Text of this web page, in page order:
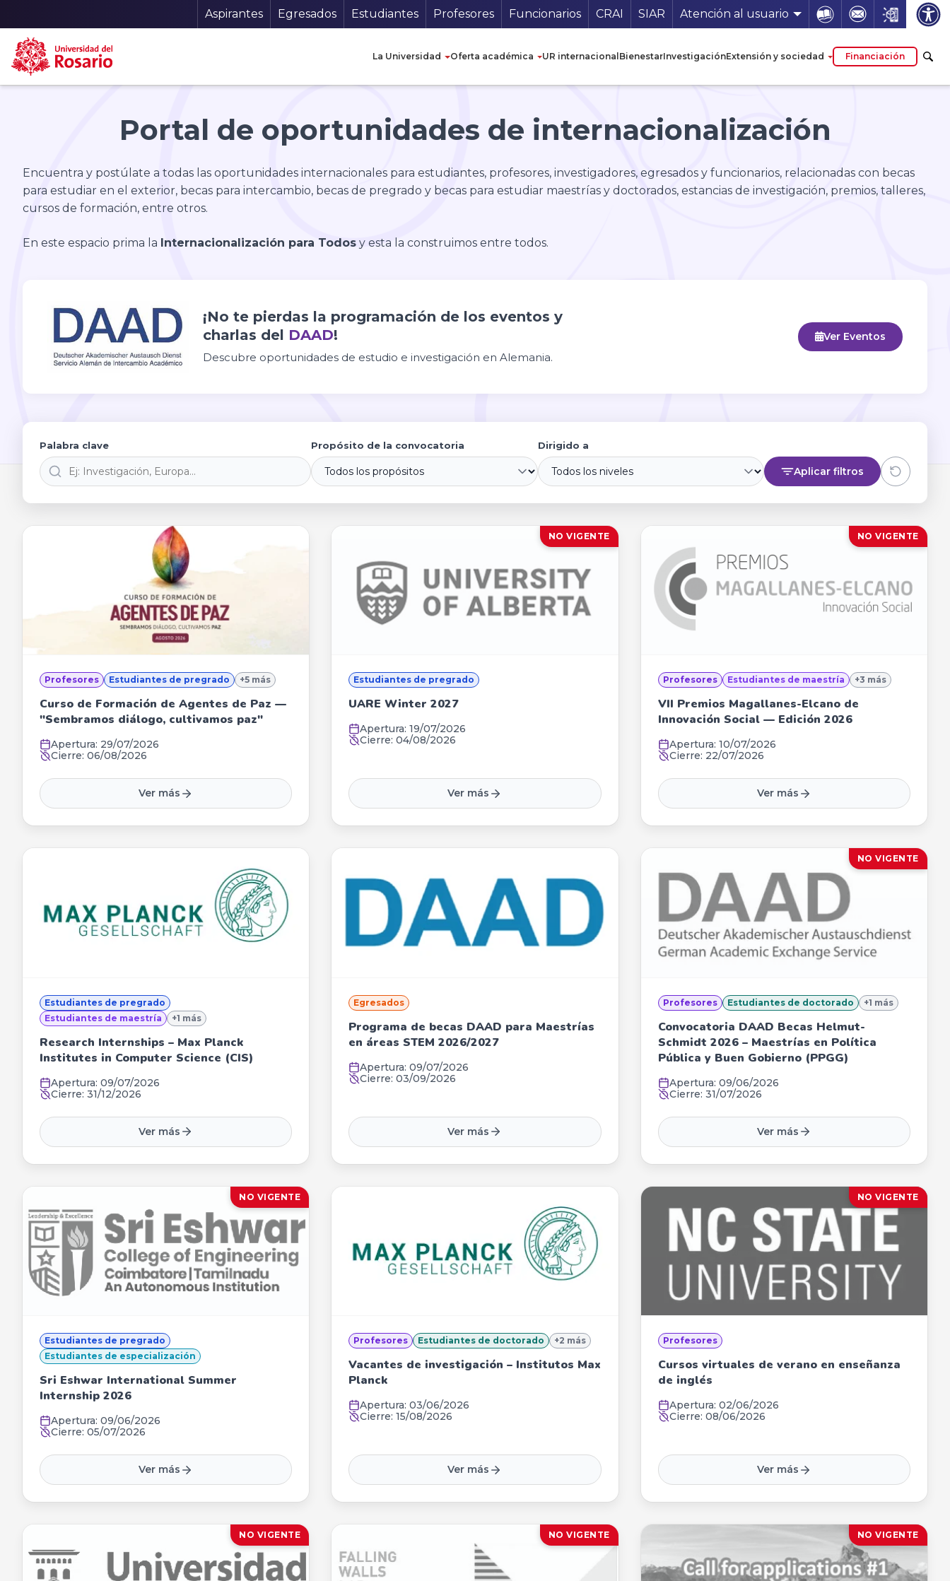
Pasar al contenido principal
Menu Secundario
Aspirantes Egresados Estudiantes Profesores Funcionarios Guía de servicios
CRAI SIAR Atención al usuario Icon Icon Icon
La Universidad Oferta académica UR internacional BienestarInvestigaciónExtensión y sociedad Financiación
Portal de oportunidades de internacionalización
Encuentra y postúlate a todas las oportunidades internacionales para estudiantes, profesores, investigadores, egresados y funcionarios, relacionadas con becas
para estudiar en el exterior, becas para intercambio, becas de pregrado y becas para estudiar maestrías y doctorados, estancias de investigación, premios, talleres,
cursos de formación, entre otros.
En este espacio prima la Internacionalización para Todos y esta la construimos entre todos.
¡No te pierdas la programación de los eventos y
charlas del DAAD!
Descubre oportunidades de estudio e investigación en Alemania.
Ver Eventos
Palabra clave Propósito de la convocatoria Dirigido a
Aplicar filtros
Profesores Estudiantes de pregrado +5 más
Curso de Formación de Agentes de Paz —
"Sembramos diálogo, cultivamos paz"
Apertura: 29/07/2026
Cierre: 06/08/2026
Ver más
NO VIGENTE
Estudiantes de pregrado
UARE Winter 2027
Apertura:19/07/2026
Cierre:04/08/2026
Ver más
NO VIGENTE
Profesores Estudiantes de maestría +3 más
VII Premios Magallanes-Elcano de
Innovación Social — Edición 2026
Apertura: 10/07/2026
Cierre: 22/07/2026
Ver más
Estudiantes de pregrado
Estudiantes de maestría
+1 más
Research Internships – Max Planck
Institutes in Computer Science (CIS)
Apertura: 09/07/2026
Cierre: 31/12/2026
Ver más
Egresados
Programa de becas DAAD para Maestrías
en áreas STEM 2026/2027
Apertura:09/07/2026
Cierre:03/09/2026
Ver más
NO VIGENTE
Profesores Estudiantes de doctorado +1 más
Convocatoria DAAD Becas Helmut-
Schmidt 2026 – Maestrías en Política
Pública y Buen Gobierno (PPGG)
Apertura: 09/06/2026
Cierre: 31/07/2026
Ver más
NO VIGENTE
Estudiantes de pregrado
Estudiantes de especialización
Sri Eshwar International Summer
Internship 2026
Apertura: 09/06/2026
Cierre: 05/07/2026
Ver más
Profesores Estudiantes de doctorado +2 más
Vacantes de investigación – Institutos Max
Planck
Apertura:03/06/2026
Cierre:15/08/2026
Ver más
NO VIGENTE
Profesores
Cursos virtuales de verano en enseñanza
de inglés
Apertura: 02/06/2026
Cierre: 08/06/2026
Ver más
NO VIGENTE NO VIGENTE NO VIGENTE